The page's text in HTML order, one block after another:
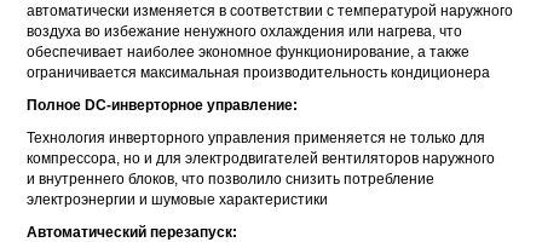
автоматически изменяется в соответствии с температурой наружного
воздуха во избежание ненужного охлаждения или нагрева, что
обеспечивает наиболее экономное функционирование, а также
ограничивается максимальная производительность кондиционера
Полное DC-инверторное управление:
Технология инверторного управления применяется не только для
компрессора, но и для электродвигателей вентиляторов наружного
и внутреннего блоков, что позволило снизить потребление
электроэнергии и шумовые характеристики
Автоматический перезапуск: